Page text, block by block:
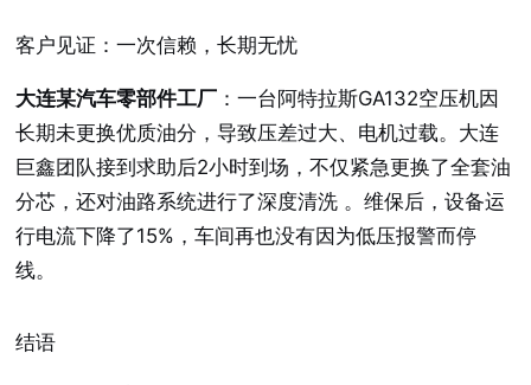
客户见证：一次信赖，长期无忧
大连某汽车零部件工厂 ：一台阿特拉斯GA132空压机因
长期未更换优质油分，导致压差过大、电机过载。大连
巨鑫团队接到求助后2小时到场，不仅紧急更换了全套油
分芯，还对油路系统进行了深度清洗 。维保后，设备运
行电流下降了15%，车间再也没有因为低压报警而停
线。
结语